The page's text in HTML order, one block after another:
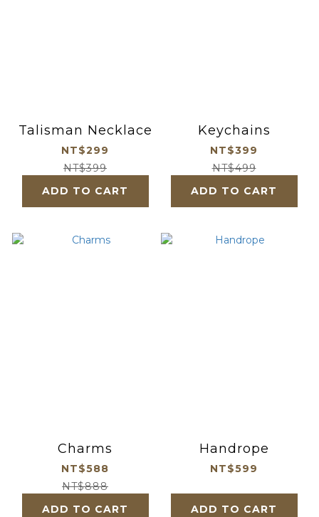
Talisman Necklace
NT$299
NT$399
ADD TO CART
Keychains
NT$399
NT$499
ADD TO CART
Charms
NT$588
NT$888
ADD TO CART
Handrope
NT$599
ADD TO CART